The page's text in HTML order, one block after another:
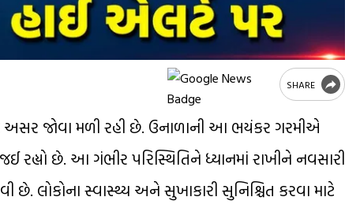
SHARE
અસર જોવા મળી રહી છે. ઉનાળાની આ ભયંકર ગરમીએ
રહ્યો છે. આ ગંભીર પરિસ્થિતિને ધ્યાનમાં રાખીને નવસારી
છે. લોકોના સ્વાસ્થ્ય અને સુખાકારી સુનિશ્ચિત કરવા માટે